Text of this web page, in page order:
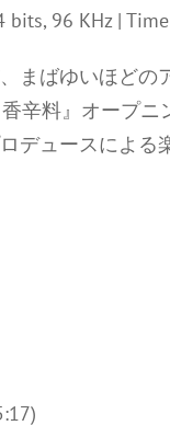
bits, 96 KHz |
まばゆいほどの
辛料』オープ
デュースによ